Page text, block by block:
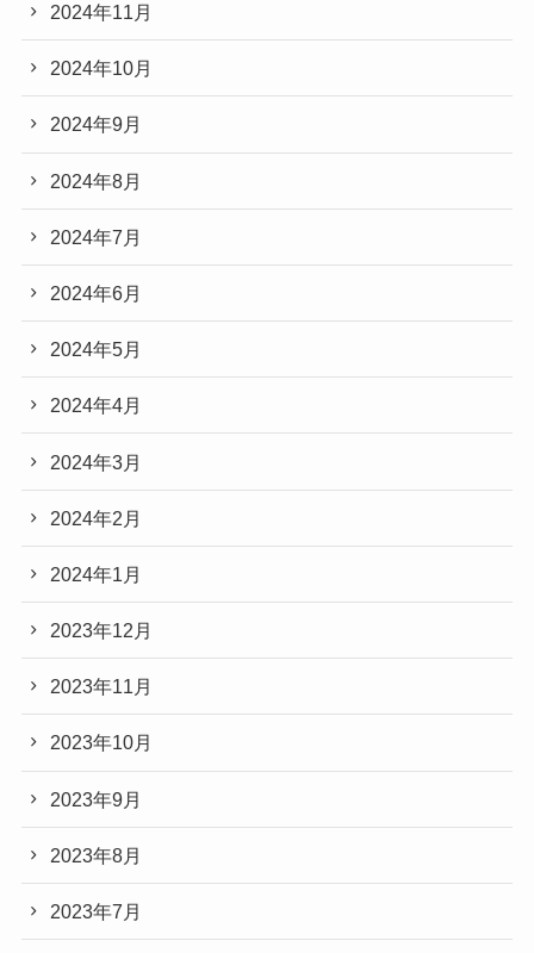
2024年11月
2024年10月
2024年9月
2024年8月
2024年7月
2024年6月
2024年5月
2024年4月
2024年3月
2024年2月
2024年1月
2023年12月
2023年11月
2023年10月
2023年9月
2023年8月
2023年7月